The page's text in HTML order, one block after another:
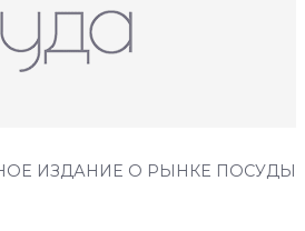
ИЗДАНИЕ О РЫНКЕ ПОСУДЫ